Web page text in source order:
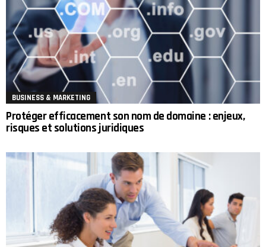
BUSINESS & MARKETING
Protéger efficacement son nom de domaine : enjeux,
risques et solutions juridiques